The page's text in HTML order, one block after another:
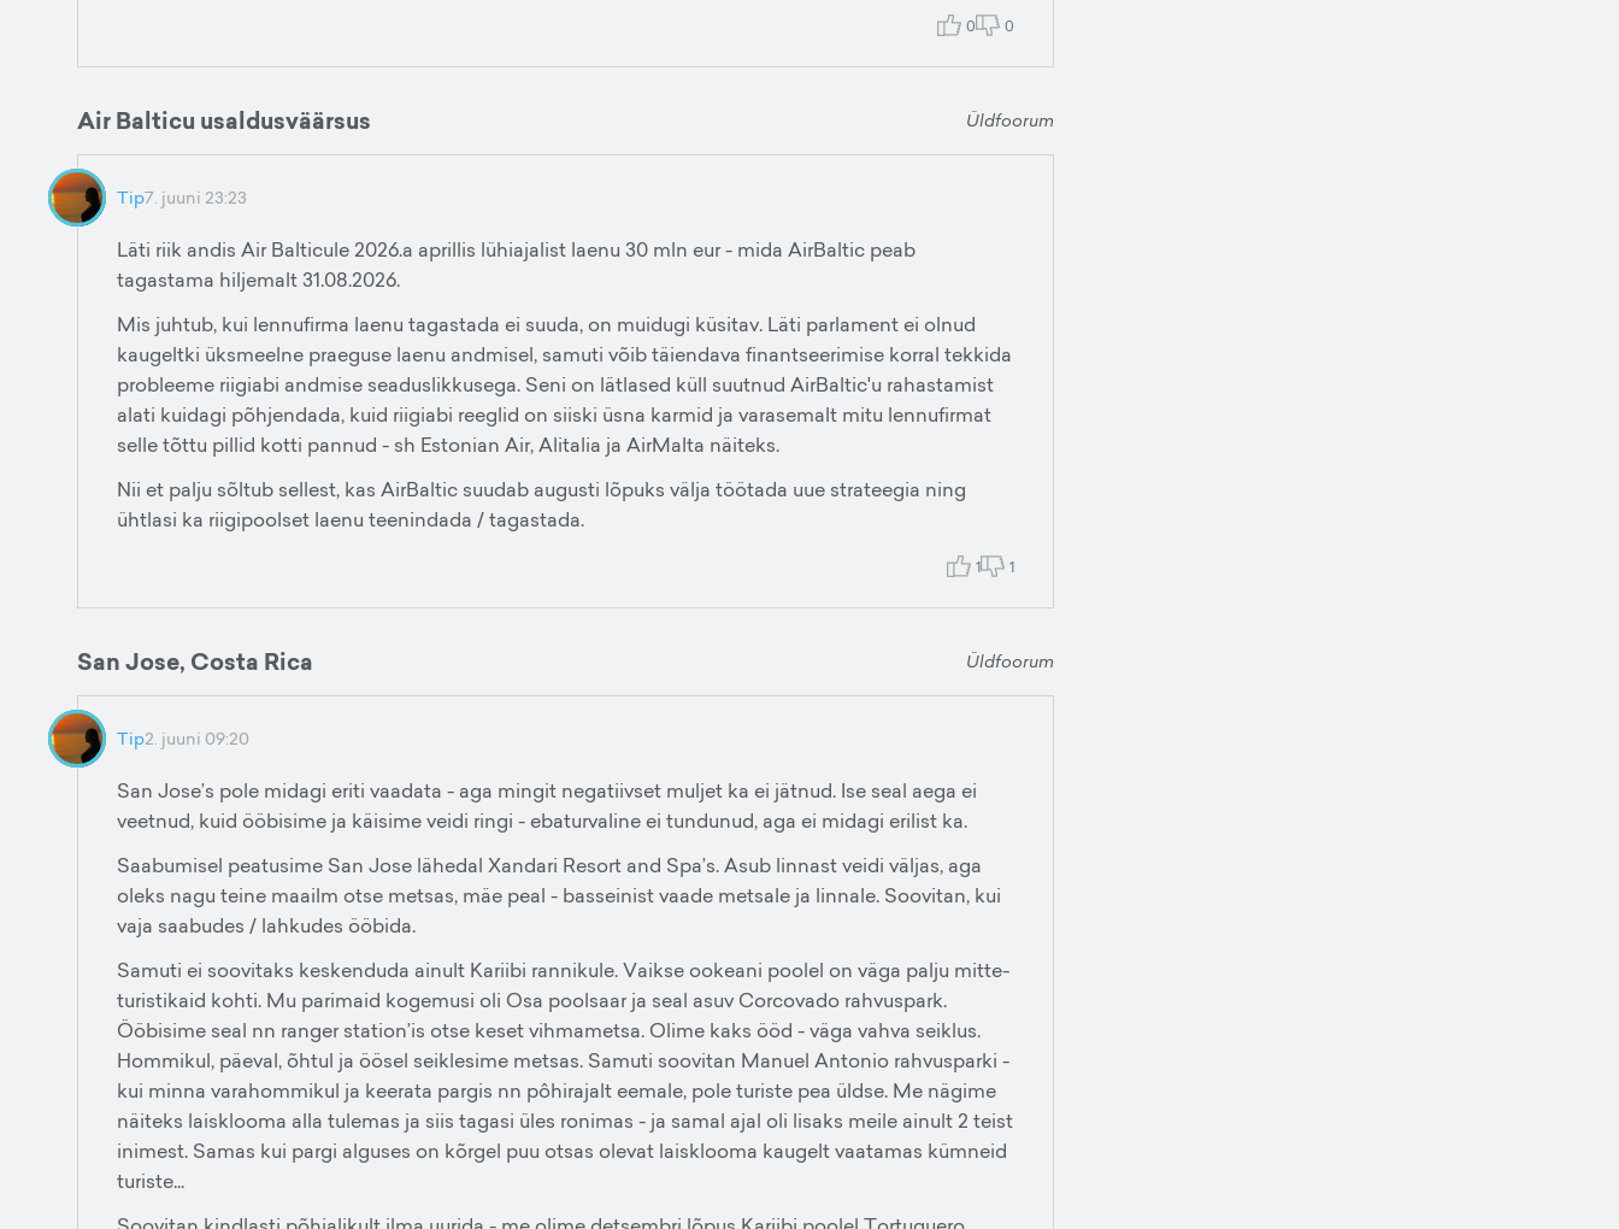
0 0
Air Balticu usaldusväärsus Üldfoorum
Tip7. juuni 23:23
Läti riik andis Air Balticule 2026.a aprillis lühiajalist laenu 30 mln eur - mida AirBaltic peab
tagastama hiljemalt 31.08.2026.
Mis juhtub, kui lennufirma laenu tagastada ei suuda, on muidugi küsitav. Läti parlament ei olnud
kaugeltki üksmeelne praeguse laenu andmisel, samuti võib täiendava finantseerimise korral tekkida
probleeme riigiabi andmise seaduslikkusega. Seni on lätlased küll suutnud AirBaltic'u rahastamist
alati kuidagi põhjendada, kuid riigiabi reeglid on siiski üsna karmid ja varasemalt mitu lennufirmat
selle tõttu pillid kotti pannud - sh Estonian Air, Alitalia ja AirMalta näiteks.
Nii et palju sõltub sellest, kas AirBaltic suudab augusti lõpuks välja töötada uue strateegia ning
ühtlasi ka riigipoolset laenu teenindada / tagastada.
1 1
San Jose, Costa Rica Üldfoorum
Tip2. juuni 09:20
San Jose’s pole midagi eriti vaadata - aga mingit negatiivset muljet ka ei jätnud. Ise seal aega ei
veetnud, kuid ööbisime ja käisime veidi ringi - ebaturvaline ei tundunud, aga ei midagi erilist ka.
Saabumisel peatusime San Jose lähedal Xandari Resort and Spa’s. Asub linnast veidi väljas, aga
oleks nagu teine maailm otse metsas, mäe peal - basseinist vaade metsale ja linnale. Soovitan, kui
vaja saabudes / lahkudes ööbida.
Samuti ei soovitaks keskenduda ainult Kariibi rannikule. Vaikse ookeani poolel on väga palju mitte-
turistikaid kohti. Mu parimaid kogemusi oli Osa poolsaar ja seal asuv Corcovado rahvuspark.
Ööbisime seal nn ranger station’is otse keset vihmametsa. Olime kaks ööd - väga vahva seiklus.
Hommikul, päeval, õhtul ja öösel seiklesime metsas. Samuti soovitan Manuel Antonio rahvusparki -
kui minna varahommikul ja keerata pargis nn pôhirajalt eemale, pole turiste pea üldse. Me nägime
näiteks laisklooma alla tulemas ja siis tagasi üles ronimas - ja samal ajal oli lisaks meile ainult 2 teist
inimest. Samas kui pargi alguses on kõrgel puu otsas olevat laisklooma kaugelt vaatamas kümneid
turiste...